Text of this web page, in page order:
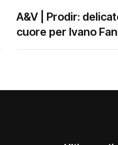
A&V | Prodir:
cuore per Ivano